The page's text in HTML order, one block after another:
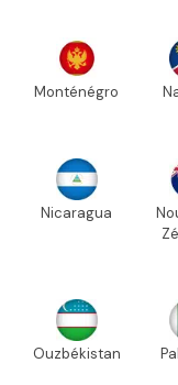
Monténégro
Nicaragua
Ouzbékistan